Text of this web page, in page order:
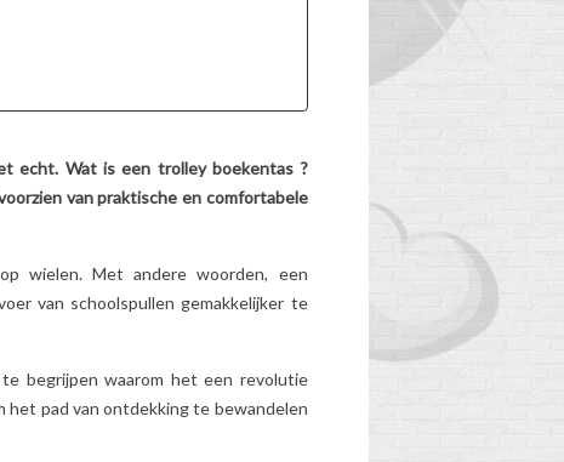
schooltas van uw kind
Ontdek de...
Lees meer
echt. Wat is een trolley boekentas ?
van praktische en comfortabele
wielen. Met andere woorden, een
van schoolspullen gemakkelijker te
begrijpen waarom het een revolutie
het pad van ontdekking te bewandelen